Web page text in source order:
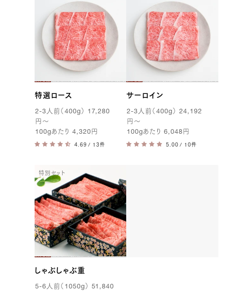
特選ロース
2-3人前（ 400g ）
17,280
円 〜
100g あたり 4,320 円
/ 13件
サーロイン
2-3人前（400g ） 24,192
円 〜
100g あたり6,048 円
/ 10件
特別セット
しゃぶしゃぶ重
5-6人前（ 1050g） 51,840